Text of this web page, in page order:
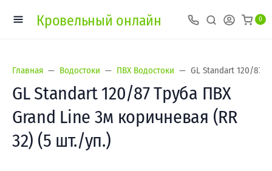
Кровельный онлайн 0
Главная Водостоки ПВХ Водостоки GL Standart 120/87
GL Standart 120/87 Труба ПВХ
Grand Line 3м коричневая (RR
32) (5 шт./уп.)